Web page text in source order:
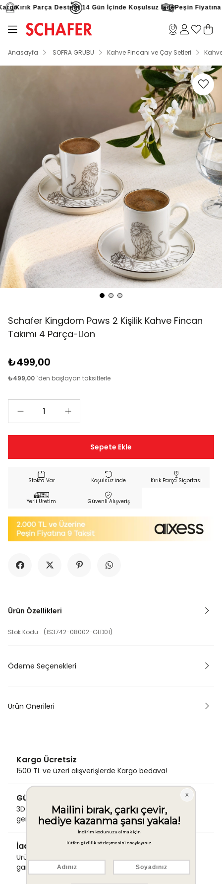
Kırık Parça Desteği 14 Gün İçinde Koşulsuz İadePeşin Fiyatına 9
Anasayfa SOFRA GRUBU Kahve Fincanı ve Çay Setleri
Schafer Kingdom Paws 2 Kişilik Kahve Fincan
Takımı 4 Parça-Lion
₺499,00
₺499,00 `den başlayan taksitlerle
Koşulsuz İade Kırık Parça Sigortası
Yerli Üretim Güvenli Alışveriş
Ürün Özellikleri
Stok Kodu (1S3742-08002-GLD01)
Ödeme Seçenekleri
Ürün Önerileri
Kargo Ücretsiz
1500 TL ve üzeri alışverişlerde Kargo bedava!
Güvenli Ödeme
3D Secure ile güvenli ödemenizi
gerçekleştirin.
İade & Değişim Garantisi
Ürünlerinizde sorunsuz iade ve değişim
garantisi.